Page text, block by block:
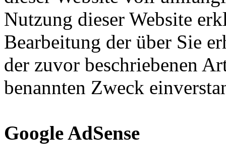
Nutzung dieser Website
Bearbeitung der über Sie
der zuvor beschriebenen
benannten Zweck
Google AdSense